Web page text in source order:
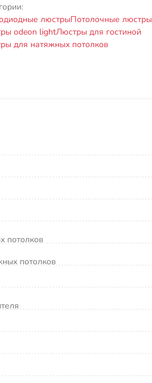
люстрыПотолочные люстры
odeon lightЛюстры для гостиной
для натяжных потолков
потолков
потолков